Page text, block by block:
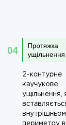
04
Протяжка
ущільнення
2-контурне
каучукове
ущільнення,
периметру